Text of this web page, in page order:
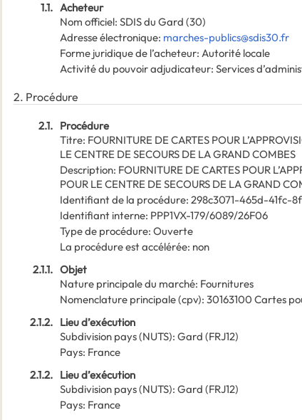
1.1. Acheteur
Nom officiel: SDIS du Gard (30)
Adresse électronique: marches-publics@sdis30.fr
Forme juridique de l’acheteur: Autorité locale
Activité du pouvoir adjudicateur: Services
2. Procédure
2.1. Procédure
Titre: FOURNITURE DE CARTES POUR
LE CENTRE DE SECOURS DE LA GRAND COMBES
Description: FOURNITURE DE CARTES POUR
POUR LE CENTRE DE SECOURS DE LA GRAND
Identifiant de la procédure: 298c3071-465d-41fc-
Identifiant interne: PPP1VX-179/6089/26F06
Type de procédure: Ouverte
La procédure est accélérée: non
2.1.1. Objet
Nature principale du marché: Fournitures
Nomenclature principale(cpv): 30163100 Cartes
2.1.2. Lieu d’exécution
Subdivision pays (NUTS): Gard (FRJ12)
Pays: France
2.1.2. Lieu d’exécution
Subdivision pays (NUTS): Gard (FRJ12)
Pays: France